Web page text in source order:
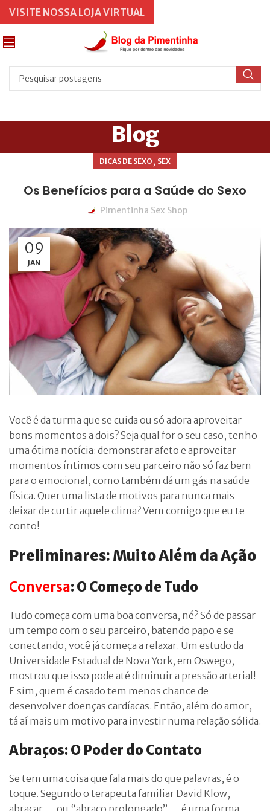
Blog
DICAS DE SEXO , SEX
Os Benefícios para a Saúde do Sexo
Pimentinha Sex Shop
09
JAN
Você é da turma que se cuida ou só adora aproveitar
bons momentos a dois? Seja qual for o seu caso, tenho
uma ótima notícia: demonstrar afeto e aproveitar
momentos íntimos com seu parceiro não só faz bem
para o emocional, como também dá um gás na saúde
física. Quer uma lista de motivos para nunca mais
deixar de curtir aquele clima? Vem comigo que eu te
conto!
Preliminares: Muito Além da Ação
Conversa: O Começo de Tudo
Tudo começa com uma boa conversa, né? Só de passar
um tempo com o seu parceiro, batendo papo e se
conectando, você já começa a relaxar. Um estudo da
Universidade Estadual de Nova York, em Oswego,
mostrou que isso pode até diminuir a pressão arterial!
E sim, quem é casado tem menos chance de
desenvolver doenças cardíacas. Então, além do amor,
tá aí mais um motivo para investir numa relação sólida.
Abraços: O Poder do Contato
Se tem uma coisa que fala mais do que palavras, é o
toque. Segundo o terapeuta familiar David Klow,
abraçar — ou “abraço prolongado” — é uma forma
VISITE NOSSA LOJA VIRTUAL